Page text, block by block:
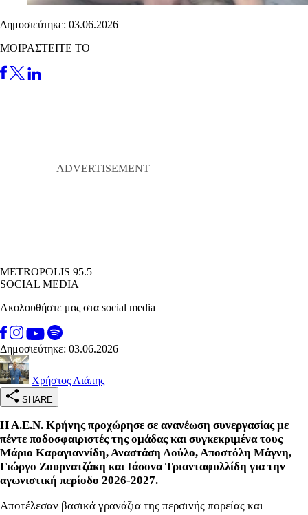
Δημοσιεύτηκε: 03.06.2026
ΜΟΙΡΑΣΤΕΙΤΕ ΤΟ
METROPOLIS 95.5
SOCIAL MEDIA
Ακολουθήστε μας στα social media
Δημοσιεύτηκε: 03.06.2026
Χρήστος Λιάπης
SHARE
Η Α.Ε.Ν. Κρήνης προχώρησε σε ανανέωση συνεργασίας με
πέντε ποδοσφαιριστές της ομάδας και συγκεκριμένα τους
Μάριο Καραγιαννίδη, Αναστάση Λούλο, Αποστόλη Μάγνη,
Γιώργο Ζουρνατζάκη και Ιάσονα Τριανταφυλλίδη για την
αγωνιστική περίοδο 2026-2027.
Αποτέλεσαν βασικά γρανάζια της περσινής πορείας και